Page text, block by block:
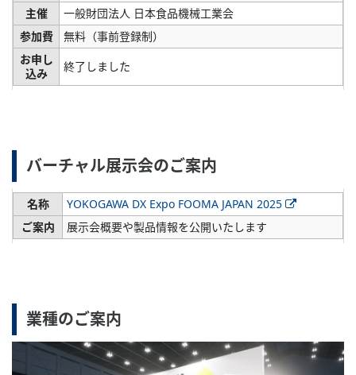
主催
一般財団法人 日本食品機械工業会
参加費
無料（事前登録制）
お申し
込み
終了しました
バーチャル展示会のご案内
名称
YOKOGAWA DX Expo FOOMA JAPAN 2025
ご案内
展示会概要や製品情報を公開いたします
業種のご案内